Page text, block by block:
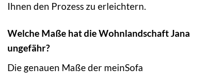
Ihnen den Prozess zu erleichtern.
Welche Maße hat die Wohnlandschaft Jana
ungefähr?
Die genauen Maße der meinSofa